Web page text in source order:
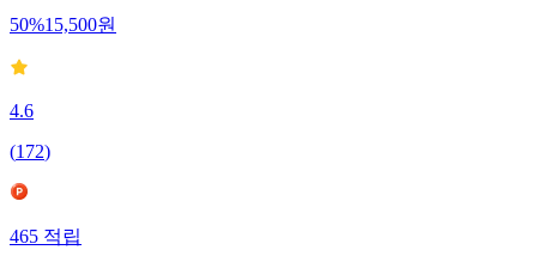
50%15,500원
4.6
(172)
465적립